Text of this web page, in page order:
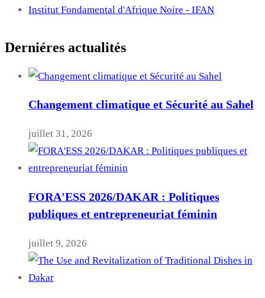
Institut Fondamental d'Afrique Noire - IFAN
Derniéres actualités
Changement climatique et Sécurité au Sahel
juillet 31, 2026
FORA'ESS 2026/DAKAR : Politiques
publiques et entrepreneuriat féminin
juillet 9, 2026